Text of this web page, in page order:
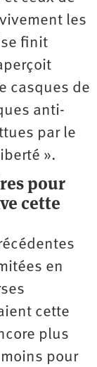
les
finit
casques de
anti-
par le
».
pour
cette
en
cette
plus
pour